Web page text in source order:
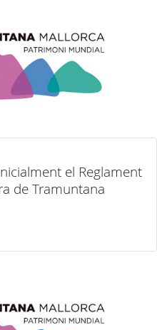
el Reglament
de Tramuntana